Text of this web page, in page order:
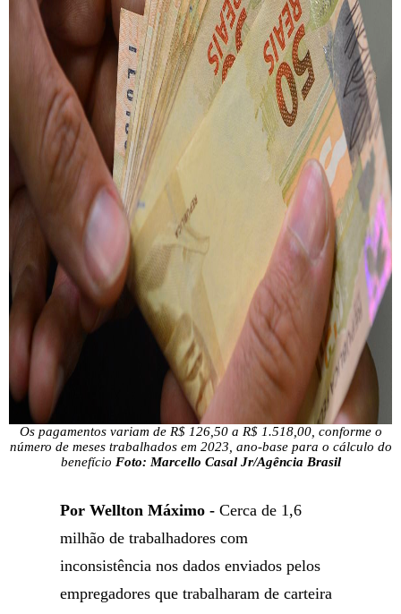
Os pagamentos variam de R$ 126,50 a R$ 1.518,00, conforme o
número de meses trabalhados em 2023, ano-base para o cálculo do
benefício Foto: Marcello Casal Jr/Agência Brasil
Por Wellton Máximo - Cerca de 1,6
milhão de trabalhadores com
inconsistência nos dados enviados pelos
empregadores que trabalharam de carteira